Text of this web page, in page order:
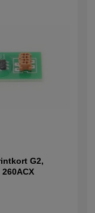
G2,
260ACX